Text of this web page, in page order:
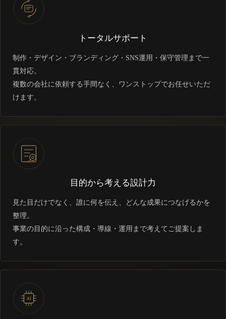
トータルサポート
制作・デザイン・ブランディング・SNS運用・保守管理まで一
貫対応。
複数の会社に依頼する手間なく、ワンストップでお任せいただ
けます。
目的から考える設計力
見た目だけでなく、誰に何を伝え、どんな成果につなげるかを
整理。
事業の目的に沿った構成・導線・運用まで考えてご提案しま
す。
AI